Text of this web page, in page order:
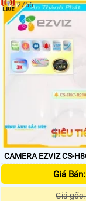
CAMERA EZVIZ CS-
Giá
Giá
2756